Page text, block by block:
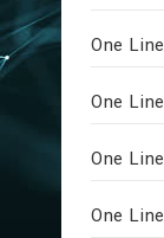
One
One
One
One